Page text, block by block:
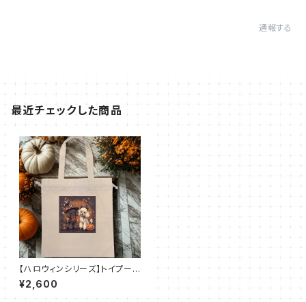
通報する
最近チェックした商品
【ハロウィンシリーズ】トイプード
ル｜厚手コットンガゼット巾着ト
ート（L）
¥2,600